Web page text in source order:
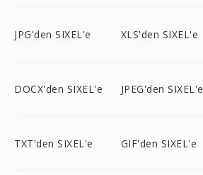
JPG'den SIXEL'e XLS'den SIXEL'e
DOCX'den SIXEL'e JPEG'den SIXEL'e
TXT'den SIXEL'e GIF'den SIXEL'e